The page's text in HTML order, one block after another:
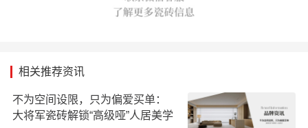
相关推荐资讯
不为空间设限，只为偏爱买单：
大将军瓷砖解锁“高级哑”人居美学